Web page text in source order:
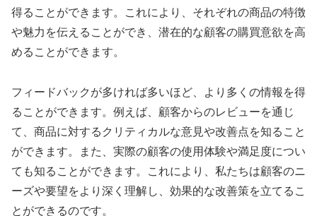
得ることができます。これにより、それぞれの商品の特徴
や魅力を伝えることができ、潜在的な顧客の購買意欲を高
めることができます。
フィードバックが多ければ多いほど、より多くの情報を得
ることができます。例えば、顧客からのレビューを通じ
て、商品に対するクリティカルな意見や改善点を知ること
ができます。また、実際の顧客の使用体験や満足度につい
ても知ることができます。これにより、私たちは顧客のニ
ーズや要望をより深く理解し、効果的な改善策を立てるこ
とができるのです。